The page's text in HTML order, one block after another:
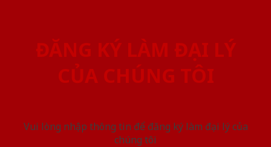
ĐĂNG KÝ LÀM ĐẠI LÝ
CỦA CHÚNG TÔI
Vui lòng nhập thông tin để đăng ký làm đại lý của
chúng tôi